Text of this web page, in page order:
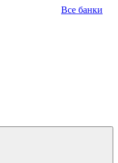
Все банки